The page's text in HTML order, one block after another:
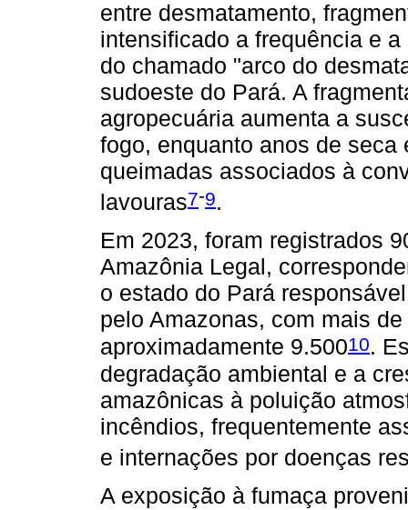
entre desmatamento,
intensificado a frequência e
do chamado "arco do
sudoeste do Pará. A
agropecuária aumenta a
fogo, enquanto anos de
queimadas associados à
lavouras7-9.
Em 2023, foram registrados
Amazônia Legal,
o estado do Pará
pelo Amazonas, com mais
aproximadamente 9.50010.
degradação ambiental e a
amazônicas à poluição
incêndios, frequentemente
e internações por doenças
A exposição à fumaça